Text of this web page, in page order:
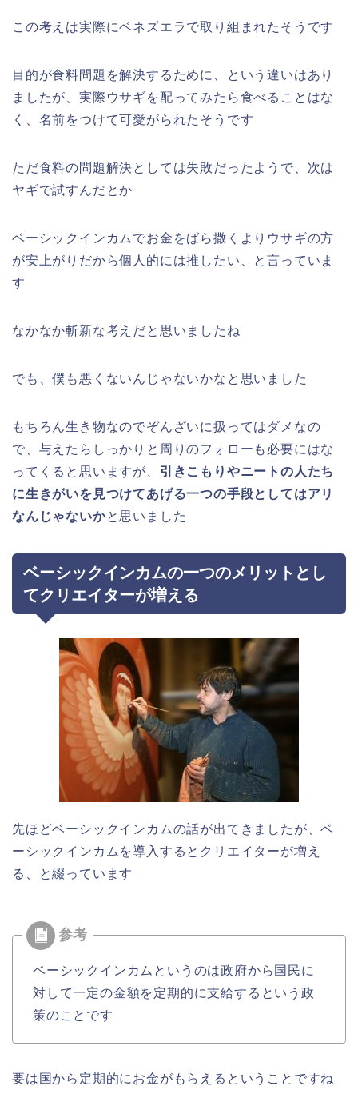
この考えは実際にベネズエラで取り組まれたそうです
目的が食料問題を解決するために、という違いはあり
ましたが、実際ウサギを配ってみたら食べることはな
く、名前をつけて可愛がられたそうです
ただ食料の問題解決としては失敗だったようで、次は
ヤギで試すんだとか
ベーシックインカムでお金をばら撒くよりウサギの方
が安上がりだから個人的には推したい、と言っていま
す
なかなか斬新な考えだと思いましたね
でも、僕も悪くないんじゃないかなと思いました
もちろん生き物なのでぞんざいに扱ってはダメなの
で、与えたらしっかりと周りのフォローも必要にはな
ってくると思いますが、
引きこもりやニートの人たち
に生きがいを見つけてあげる一つの手段としてはアリ
なんじゃないかと思いました
ベーシックインカムの一つのメリットとし
てクリエイターが増える
先ほどベーシックインカムの話が出てきましたが、ベ
ーシックインカムを導入するとクリエイターが増え
る、と綴っています
ベーシックインカムというのは政府から国民に
対して一定の金額を定期的に支給するという政
策のことです
要は国から定期的にお金がもらえるということですね